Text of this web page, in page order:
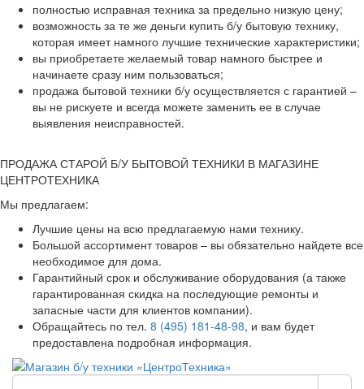
полностью исправная техника за предельно низкую цену;
возможность за те же деньги купить б/у бытовую технику,
которая имеет намного лучшие технические характеристики;
вы приобретаете желаемый товар намного быстрее и
начинаете сразу ним пользоваться;
продажа бытовой техники б/у осуществляется с гарантией –
вы не рискуете и всегда можете заменить ее в случае
выявления неисправностей.
ПРОДАЖА СТАРОЙ Б/У БЫТОВОЙ ТЕХНИКИ В МАГАЗИНЕ
ЦЕНТРОТЕХНИКА
Мы предлагаем:
Лучшие цены на всю предлагаемую нами технику.
Большой ассортимент товаров – вы обязательно найдете все
необходимое для дома.
Гарантийный срок и обслуживание оборудования (а также
гарантированная скидка на последующие ремонты и
запасные части для клиентов компании).
Обращайтесь по тел. 8 (495) 181-48-98, и вам будет
предоставлена подробная информация.